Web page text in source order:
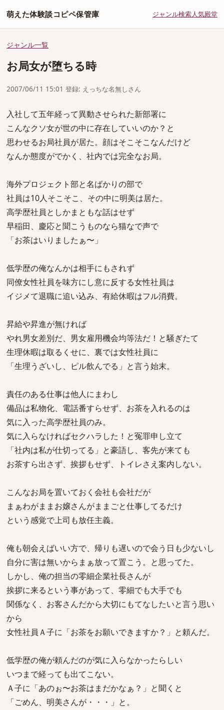
萌えた体験談コピペ保管庫 ジャンル検索人気殿堂
ジャンル一覧
お局女が堕ちる時
2007/06/11 15:01 登録: えっちな名無しさん
入社して五年経って異動させられた新部署に
こんなクソ女が世の中に存在していいのか？と
思わせるお局社員が居た。顔はそこそこなんだけど
なんか態度がでかく、社内では完全なお局。
海外プロジェクト部と名ばかりの部で
社員は10人そこそこ、その中に明美は居た。
高学歴社員としかまともな話はせず
早稲田、慶応と聞こうものなら猫なで声で
「お茶はいりましたぁ〜」
低学歴の俺なんかは相手にもされず
同僚女性社員を味方にし意に反する女性社員は
イジメて退職に追い込み、有給休暇はフル消費。
昇給や昇進が無ければ
やれ男女差別だ、男女雇用機会均等法だ！と騒ぎたて
生理休暇は取るくせに、裏では女性社員に
「生理うざいし、ピル飲んでる」と言う始末。
責任のある仕事は他人にまわし
備品は私物化、電話番すらせず、お茶を入れるのは
気に入った高学歴社員のみ。
気に入らなければセクハラした！と冤罪申し立て
「社内は私が仕切ってる」と豪語し、客先が来ても
お茶すら出さず、挨拶もせず、トイレさえ案内しない。
こんなお局を置いておく会社も会社だが
まぁわがままお嬢さんがままごと仕事してるだけ
という感覚で上司も放任主義。
俺も朝会えばいい方で、帰りも遅いので会う日も少ないし
自分に害は無いからまぁ放って置こう。と思ってた。
しかし、俺の担当の零細企業社長さんが
挨拶に来るという事があって、零細でも大手でも
関係なく、お客さんだから大切にもてなしたいと言う思い
から
女性社員Ａ子に「お茶をお願いできますか？」と頼んだ。
低学歴の俺が頼んだのが気に入らなかったらしい
いつまで経っても出てこない。
Ａ子に「あのぉ〜お茶はまだかなぁ？」と聞くと
「ごめん、明美さんが・・・」と。